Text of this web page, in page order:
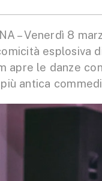
– Venerdì 8
esplosiva
apre le danze
antica